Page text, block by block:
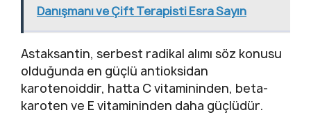
Danışmanı ve Çift Terapisti Esra Sayın
Astaksantin, serbest radikal alımı söz konusu
olduğunda en güçlü antioksidan
karotenoiddir, hatta C vitamininden, beta-
karoten ve E vitamininden daha güçlüdür.